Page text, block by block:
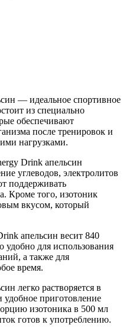
— идеальное спортивное
из специально
обеспечивают
после тренировок и
нагрузками.
Drink апельсин
углеводов, электролитов
поддерживать
Кроме того, изотоник
вкусом, который
апельсин весит 840
для использования
а также для
время.
легко растворяется в
удобное приготовление
изотоника в 500 мл
готов к употреблению.